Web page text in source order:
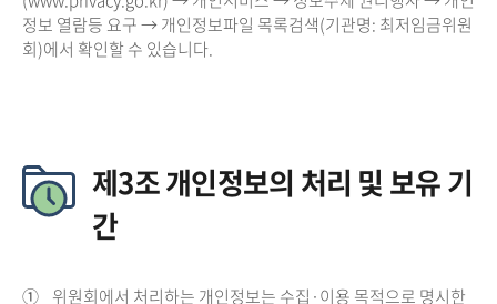
정보 열람등 요구 → 개인정보파일 목록검색(기관명: 최저임금위원
회)에서 확인할 수 있습니다.
제3조 개인정보의 처리 및 보유 기
간
① 위원회에서 처리하는 개인정보는 수집·이용 목적으로 명시한